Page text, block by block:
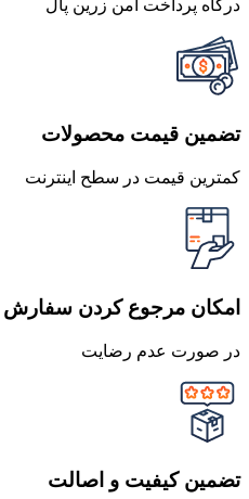
درگاه پرداخت امن زرین پال
تضمین قیمت محصولات
کمترین قیمت در سطح اینترنت
امکان مرجوع کردن سفارش
در صورت عدم رضایت
تضمین کیفیت و اصالت